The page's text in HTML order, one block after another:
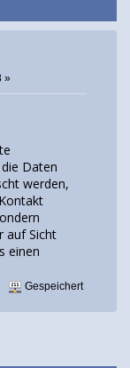
»
Daten
werden,
auf Sicht
einen
Gespeichert